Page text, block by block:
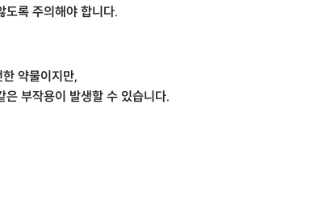
도록 주의해야 합니다.
약물이지만,
은 부작용이 발생할 수 있습니다.